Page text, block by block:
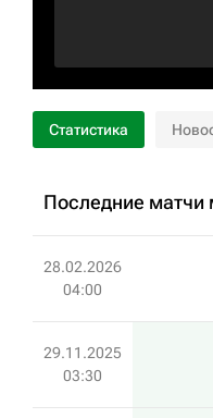
Статистика
Последние матчи
28.02.2026
04:00
29.11.2025
03:30